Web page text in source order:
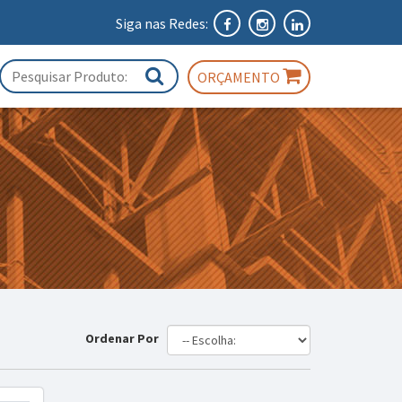
Siga nas Redes:
ORÇAMENTO
Ordenar Por